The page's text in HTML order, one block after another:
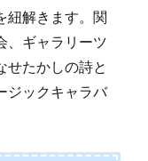
紐解きます。関
、ギャラリーツ
せたかしの詩と
ジックキャラバ